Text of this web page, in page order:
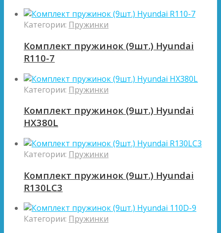
Категории: Пружинки
Комплект пружинок (9шт.) Hyundai
R110-7
Категории: Пружинки
Комплект пружинок (9шт.) Hyundai
HX380L
Категории: Пружинки
Комплект пружинок (9шт.) Hyundai
R130LC3
Категории: Пружинки